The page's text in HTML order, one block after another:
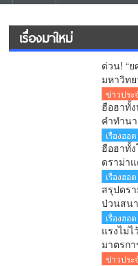
เรื่องมาใหม่
ด่วน! “
มหาวิท
สงสัยใ
เอาผิด
ข่าวประ
ฮือฮาทั้ง
คำทำน
นายกฯ
ใหม่ โป
ยมบอก
เรื่องฮอ
ฮือฮาทั้
ดราม่า
ไม่ใช่ใ
เลยระ
เรื่องฮอ
สรุปดร
ป่วนสน
ชี้” จุดก
เรื่องฮอ
แรงไม่
มาตรก
ใบสั่ง รั
ข่าวประ